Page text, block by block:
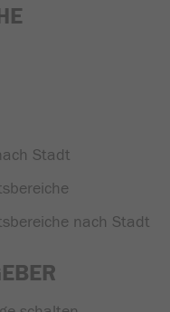
Stadt
nach Stadt